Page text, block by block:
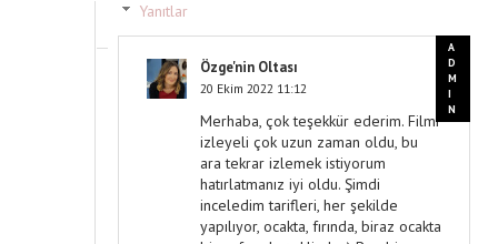
Yanıtlar
Özge'nin Oltası
20 Ekim 2022 11:12
Merhaba, çok teşekkür ederim. Filmi
izleyeli çok uzun zaman oldu, bu
ara tekrar izlemek istiyorum
hatırlatmanız iyi oldu. Şimdi
inceledim tarifleri, her şekilde
yapılıyor, ocakta, fırında, biraz ocakta